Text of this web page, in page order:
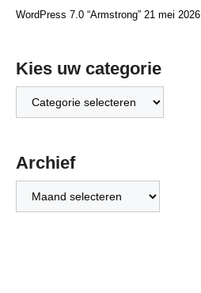
WordPress 7.0 “Armstrong” 21 mei 2026
Kies uw categorie
Archief